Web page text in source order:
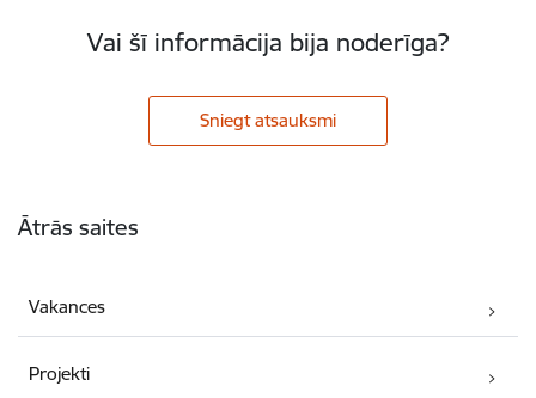
Vai šī informācija bija noderīga?
Sniegt atsauksmi
Ātrās saites
Vakances
Projekti